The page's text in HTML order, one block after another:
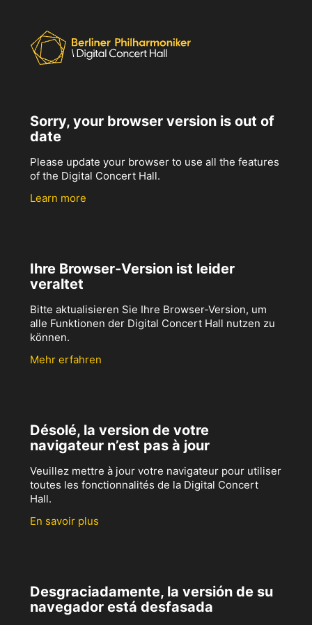
Sorry, your browser version is out of
date
Please update your browser to use all the features
of the Digital Concert Hall.
Learn more
Ihre Browser-Version ist leider
veraltet
Bitte aktualisieren Sie Ihre Browser-Version, um
alle Funktionen der Digital Concert Hall nutzen zu
können.
Mehr erfahren
Désolé, la version de votre
navigateur n’est pas à jour
Veuillez mettre à jour votre navigateur pour utiliser
toutes les fonctionnalités de la Digital Concert
Hall.
En savoir plus
Desgraciadamente, la versión de su
navegador está desfasada